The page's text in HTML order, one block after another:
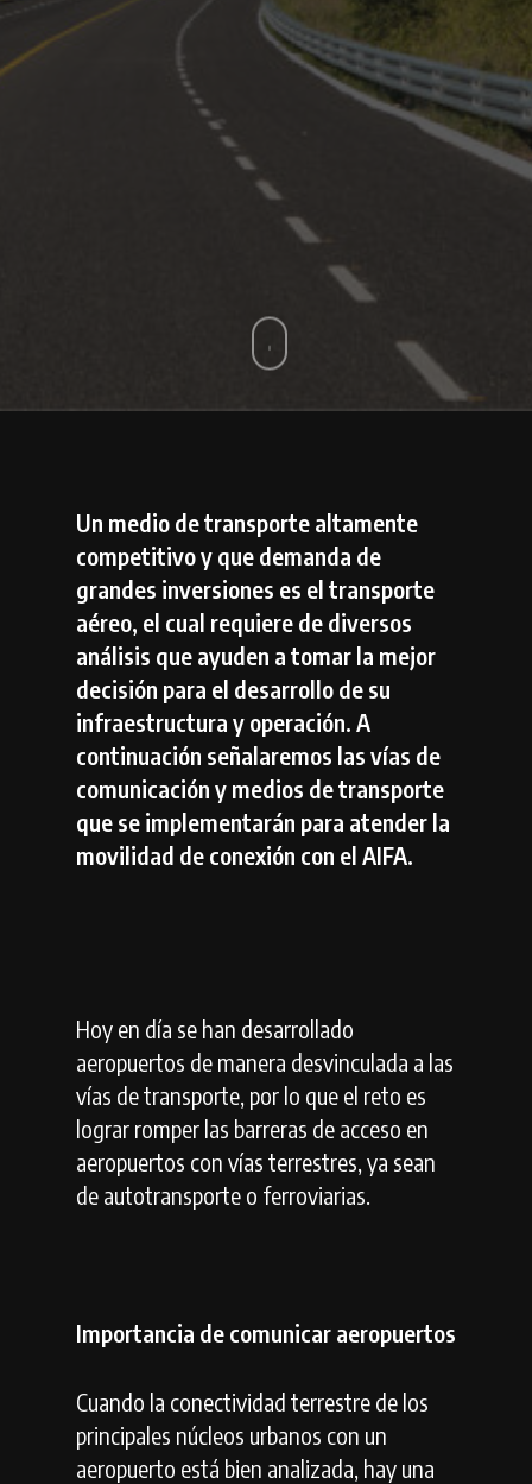
Un medio de transporte altamente
competitivo y que demanda de
grandes inversiones es el transporte
aéreo, el cual requiere de diversos
análisis que ayuden a tomar la mejor
decisión para el desarrollo de su
infraestructura y operación. A
continuación señalaremos las vías de
comunicación y medios de transporte
que se implementarán para atender la
movilidad de conexión con el AIFA.
Hoy en día se han desarrollado
aeropuertos de manera desvinculada a las
vías de transporte, por lo que el reto es
lograr romper las barreras de acceso en
aeropuertos con vías terrestres, ya sean
de autotransporte o ferroviarias.
Importancia de comunicar aeropuertos
Cuando la conectividad terrestre de los
principales núcleos urbanos con un
aeropuerto está bien analizada, hay una